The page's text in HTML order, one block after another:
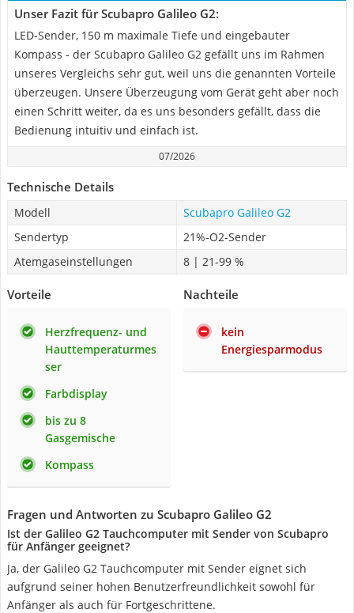
Unser Fazit für Scubapro Galileo G2:
LED-Sender, 150 m maximale Tiefe und eingebauter
Kompass - der Scubapro Galileo G2 gefällt uns im Rahmen
unseres Vergleichs sehr gut, weil uns die genannten Vorteile
überzeugen. Unsere Überzeugung vom Gerät geht aber noch
einen Schritt weiter, da es uns besonders gefällt, dass die
Bedienung intuitiv und einfach ist.
07/2026
Technische Details
Modell
Scubapro Galileo G2
Sendertyp
21%-O2-Sender
Atemgaseinstellungen
8 | 21-99 %
Vorteile
Herzfrequenz- und
Hauttemperaturmes
ser
Farbdisplay
bis zu 8
Gasgemische
Kompass
Nachteile
kein
Energiesparmodus
Fragen und Antworten zu Scubapro Galileo G2
Ist der Galileo G2 Tauchcomputer mit Sender von Scubapro
für Anfänger geeignet?
Ja, der Galileo G2 Tauchcomputer mit Sender eignet sich
aufgrund seiner hohen Benutzerfreundlichkeit sowohl für
Anfänger als auch für Fortgeschrittene.